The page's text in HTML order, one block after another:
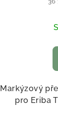
Markýzový
pro Eriba